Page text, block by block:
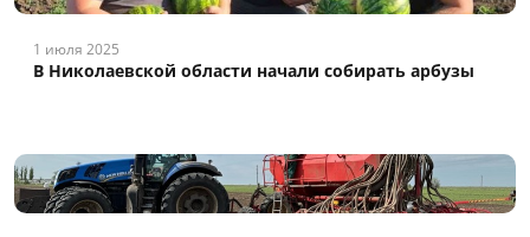
1 июля 2025
В Николаевской области начали собирать арбузы